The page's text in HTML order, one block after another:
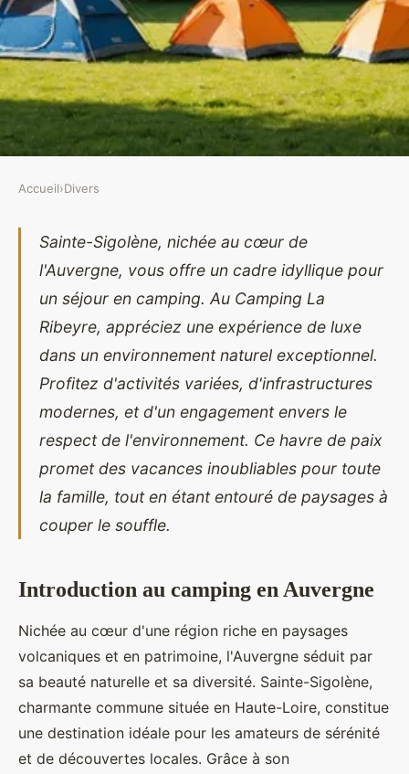
Découvrez le camping auvergne
: havre de paix à sainte-sigolène
Accueil›Divers
Sainte-Sigolène, nichée au cœur de
l'Auvergne, vous offre un cadre idyllique pour
un séjour en camping. Au Camping La
Ribeyre, appréciez une expérience de luxe
dans un environnement naturel exceptionnel.
Profitez d'activités variées, d'infrastructures
modernes, et d'un engagement envers le
respect de l'environnement. Ce havre de paix
promet des vacances inoubliables pour toute
la famille, tout en étant entouré de paysages à
couper le souffle.
Introduction au camping en Auvergne
Nichée au cœur d'une région riche en paysages
volcaniques et en patrimoine, l'Auvergne séduit par
sa beauté naturelle et sa diversité. Sainte-Sigolène,
charmante commune située en Haute-Loire, constitue
une destination idéale pour les amateurs de sérénité
et de découvertes locales. Grâce à son